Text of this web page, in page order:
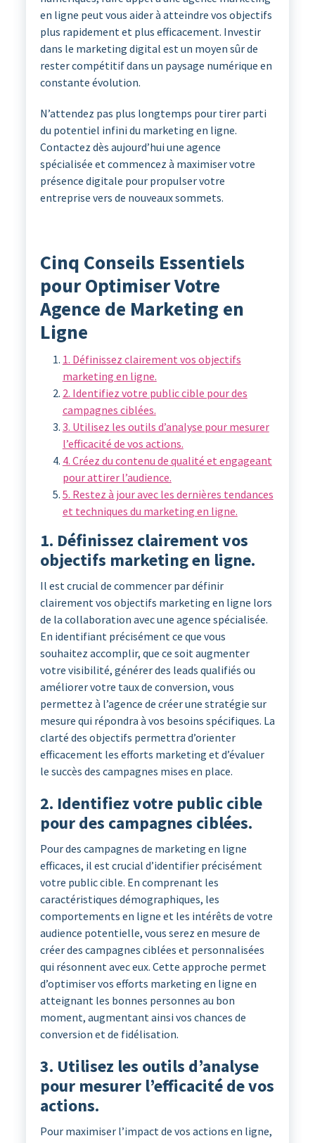
en ligne peut vous aider à atteindre vos objectifs
plus rapidement et plus efficacement. Investir
dans le marketing digital est un moyen sûr de
rester compétitif dans un paysage numérique en
constante évolution.
N’attendez pas plus longtemps pour tirer parti
du potentiel infini du marketing en ligne.
Contactez dès aujourd’hui une agence
spécialisée et commencez à maximiser votre
présence digitale pour propulser votre
entreprise vers de nouveaux sommets.
Cinq Conseils Essentiels
pour Optimiser Votre
Agence de Marketing en
Ligne
1. Définissez clairement vos objectifs
marketing en ligne.
2. Identifiez votre public cible pour des
campagnes ciblées.
3. Utilisez les outils d’analyse pour mesurer
l’efficacité de vos actions.
4. Créez du contenu de qualité et engageant
pour attirer l’audience.
5. Restez à jour avec les dernières tendances
et techniques du marketing en ligne.
1. Définissez clairement vos
objectifs marketing en ligne.
Il est crucial de commencer par définir
clairement vos objectifs marketing en ligne lors
de la collaboration avec une agence spécialisée.
En identifiant précisément ce que vous
souhaitez accomplir, que ce soit augmenter
votre visibilité, générer des leads qualifiés ou
améliorer votre taux de conversion, vous
permettez à l’agence de créer une stratégie sur
mesure qui répondra à vos besoins spécifiques. La
clarté des objectifs permettra d’orienter
efficacement les efforts marketing et d’évaluer
le succès des campagnes mises en place.
2. Identifiez votre public cible
pour des campagnes ciblées.
Pour des campagnes de marketing en ligne
efficaces, il est crucial d’identifier précisément
votre public cible. En comprenant les
caractéristiques démographiques, les
comportements en ligne et les intérêts de votre
audience potentielle, vous serez en mesure de
créer des campagnes ciblées et personnalisées
qui résonnent avec eux. Cette approche permet
d’optimiser vos efforts marketing en ligne en
atteignant les bonnes personnes au bon
moment, augmentant ainsi vos chances de
conversion et de fidélisation.
3. Utilisez les outils d’analyse
pour mesurer l’efficacité de vos
actions.
Pour maximiser l’impact de vos actions en ligne,